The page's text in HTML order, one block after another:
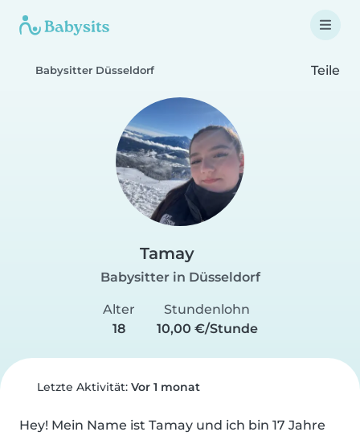
Babysitter Düsseldorf Teile
Tamay
Babysitter in Düsseldorf
Alter
18
Stundenlohn
10,00 €/Stunde
Letzte Aktivität: Vor 1 monat
Hey! Mein Name ist Tamay und ich bin 17 Jahre